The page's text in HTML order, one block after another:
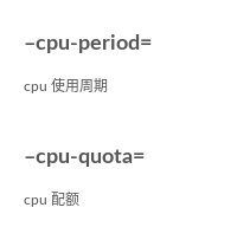
–cpu-period=
cpu 使用周期
–cpu-quota=
cpu 配额